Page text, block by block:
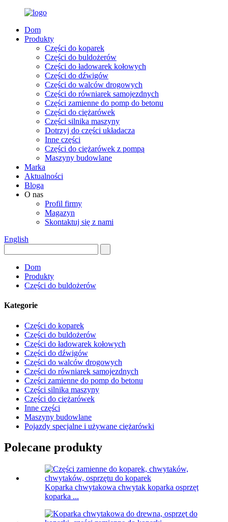
Dom
Produkty
Części do koparek
Części do buldożerów
Części do ładowarek kołowych
Części do dźwigów
Części do walców drogowych
Części do równiarek samojezdnych
Części zamienne do pomp do betonu
Części do ciężarówek
Części silnika maszyny
Dotrzyj do części układacza
Inne części
Części do ciężarówek z pompą
Maszyny budowlane
Marka
Aktualności
Bloga
O nas
Profil firmy
Magazyn
Skontaktuj się z nami
English
Dom
Produkty
Części do buldożerów
Kategorie
Części do koparek
Części do buldożerów
Części do ładowarek kołowych
Części do dźwigów
Części do walców drogowych
Części do równiarek samojezdnych
Części zamienne do pomp do betonu
Części silnika maszyny
Części do ciężarówek
Inne części
Maszyny budowlane
Pojazdy specjalne i używane ciężarówki
Polecane produkty
Koparka chwytakowa chwytak koparka osprzęt
koparka ...